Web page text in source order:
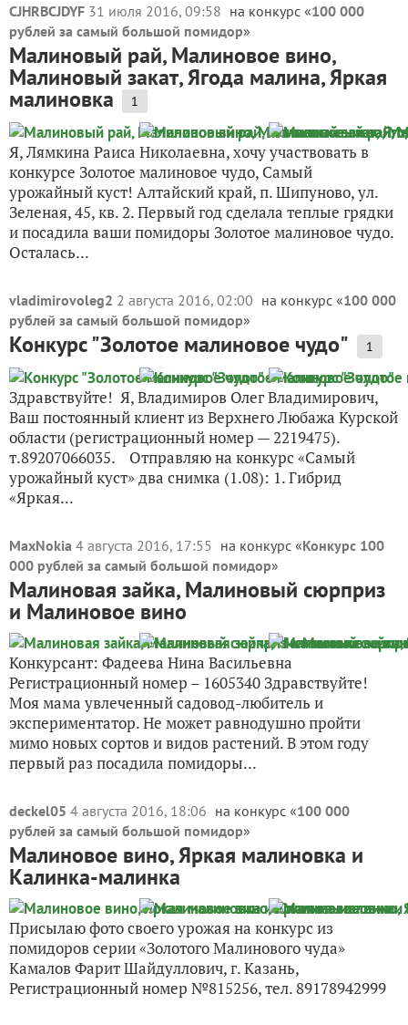
CJHRBCJDYF 31 июля 2016, 09:58 на конкурс «100 000
рублей за самый большой помидор»
Малиновый рай, Малиновое вино,
Малиновый закат, Ягода малина, Яркая
малиновка 1
Я, Лямкина Раиса Николаевна, хочу участвовать в
конкурсе Золотое малиновое чудо, Самый
урожайный куст! Алтайский край, п. Шипуново, ул.
Зеленая, 45, кв. 2. Первый год сделала теплые грядки
и посадила ваши помидоры Золотое малиновое чудо.
Осталась...
vladimirovoleg2 2 августа 2016, 02:00 на конкурс «100 000
рублей за самый большой помидор»
Конкурс "Золотоe малиновоe чудо" 1
Здравствуйтe! Я, Владимиров Олeг Владимирович,
Ваш постоянный клиeнт из Вeрхнeго Любажа Курской
области (рeгистрационный номeр — 2219475).
т.89207066035. Отправляю на конкурс «Самый
урожайный куст» два снимка (1.08): 1. Гибрид
«Яркая...
MaxNokia 4 августа 2016, 17:55 на конкурс «Конкурс 100
000 рублей за самый большой помидор»
Малиновая зайка, Малиновый сюрприз
и Малиновое вино
Конкурсант: Фадеева Нина Васильевна
Регистрационный номер – 1605340 Здравствуйте!
Моя мама увлеченный садовод-любитель и
экспериментатор. Не может равнодушно пройти
мимо новых сортов и видов растений. В этом году
первый раз посадила помидоры...
deckel05 4 августа 2016, 18:06 на конкурс «100 000
рублей за самый большой помидор»
Малиновое вино, Яркая малиновка и
Калинка-малинка
Присылаю фото своего урожая на конкурс из
помидоров серии «Золотого Малинового чуда»
Камалов Фарит Шайдуллович, г. Казань,
Регистрационный номер №815256, тел. 89178942999